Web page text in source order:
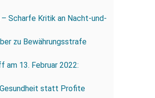
Scharfe Kritik an Nacht-und-
zu Bewährungsstrafe
am 13. Februar 2022:
statt Profite